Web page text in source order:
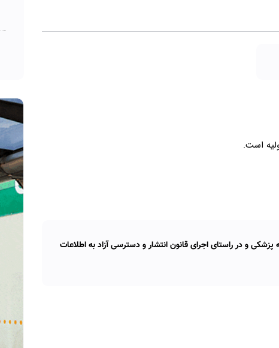
است.
و در راستای اجرای قانون انتشار و دسترسی آزاد به اطلاعات